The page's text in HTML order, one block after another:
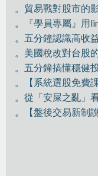
。貿易戰對股市的
。『學員專屬』用
。五分鐘認識高收
。美國稅改對台股
。五分鐘搞懂穩健
。從「安屎之亂」
。【盤後交易新制說